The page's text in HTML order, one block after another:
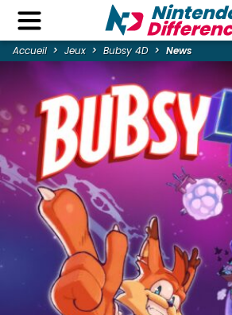
Accueil Jeux Bubsy 4D News